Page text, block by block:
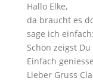
Hallo Elke,
da braucht es
sage ich einfach:
Schön zeigst
Einfach
Lieber Gruss